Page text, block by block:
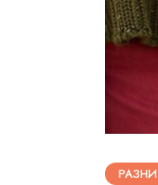
РАЗНИ